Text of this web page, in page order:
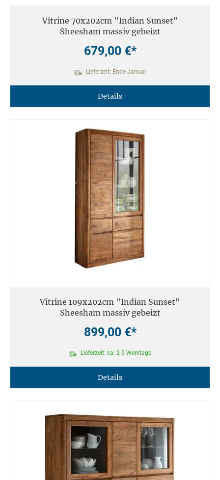
Vitrine 70x202cm "Indian Sunset"
Sheesham massiv gebeizt
679,00 €*
Lieferzeit: Ende Januar
Details
Vitrine 109x202cm "Indian Sunset"
Sheesham massiv gebeizt
899,00 €*
Lieferzeit: ca. 2-5 Werktage
Details